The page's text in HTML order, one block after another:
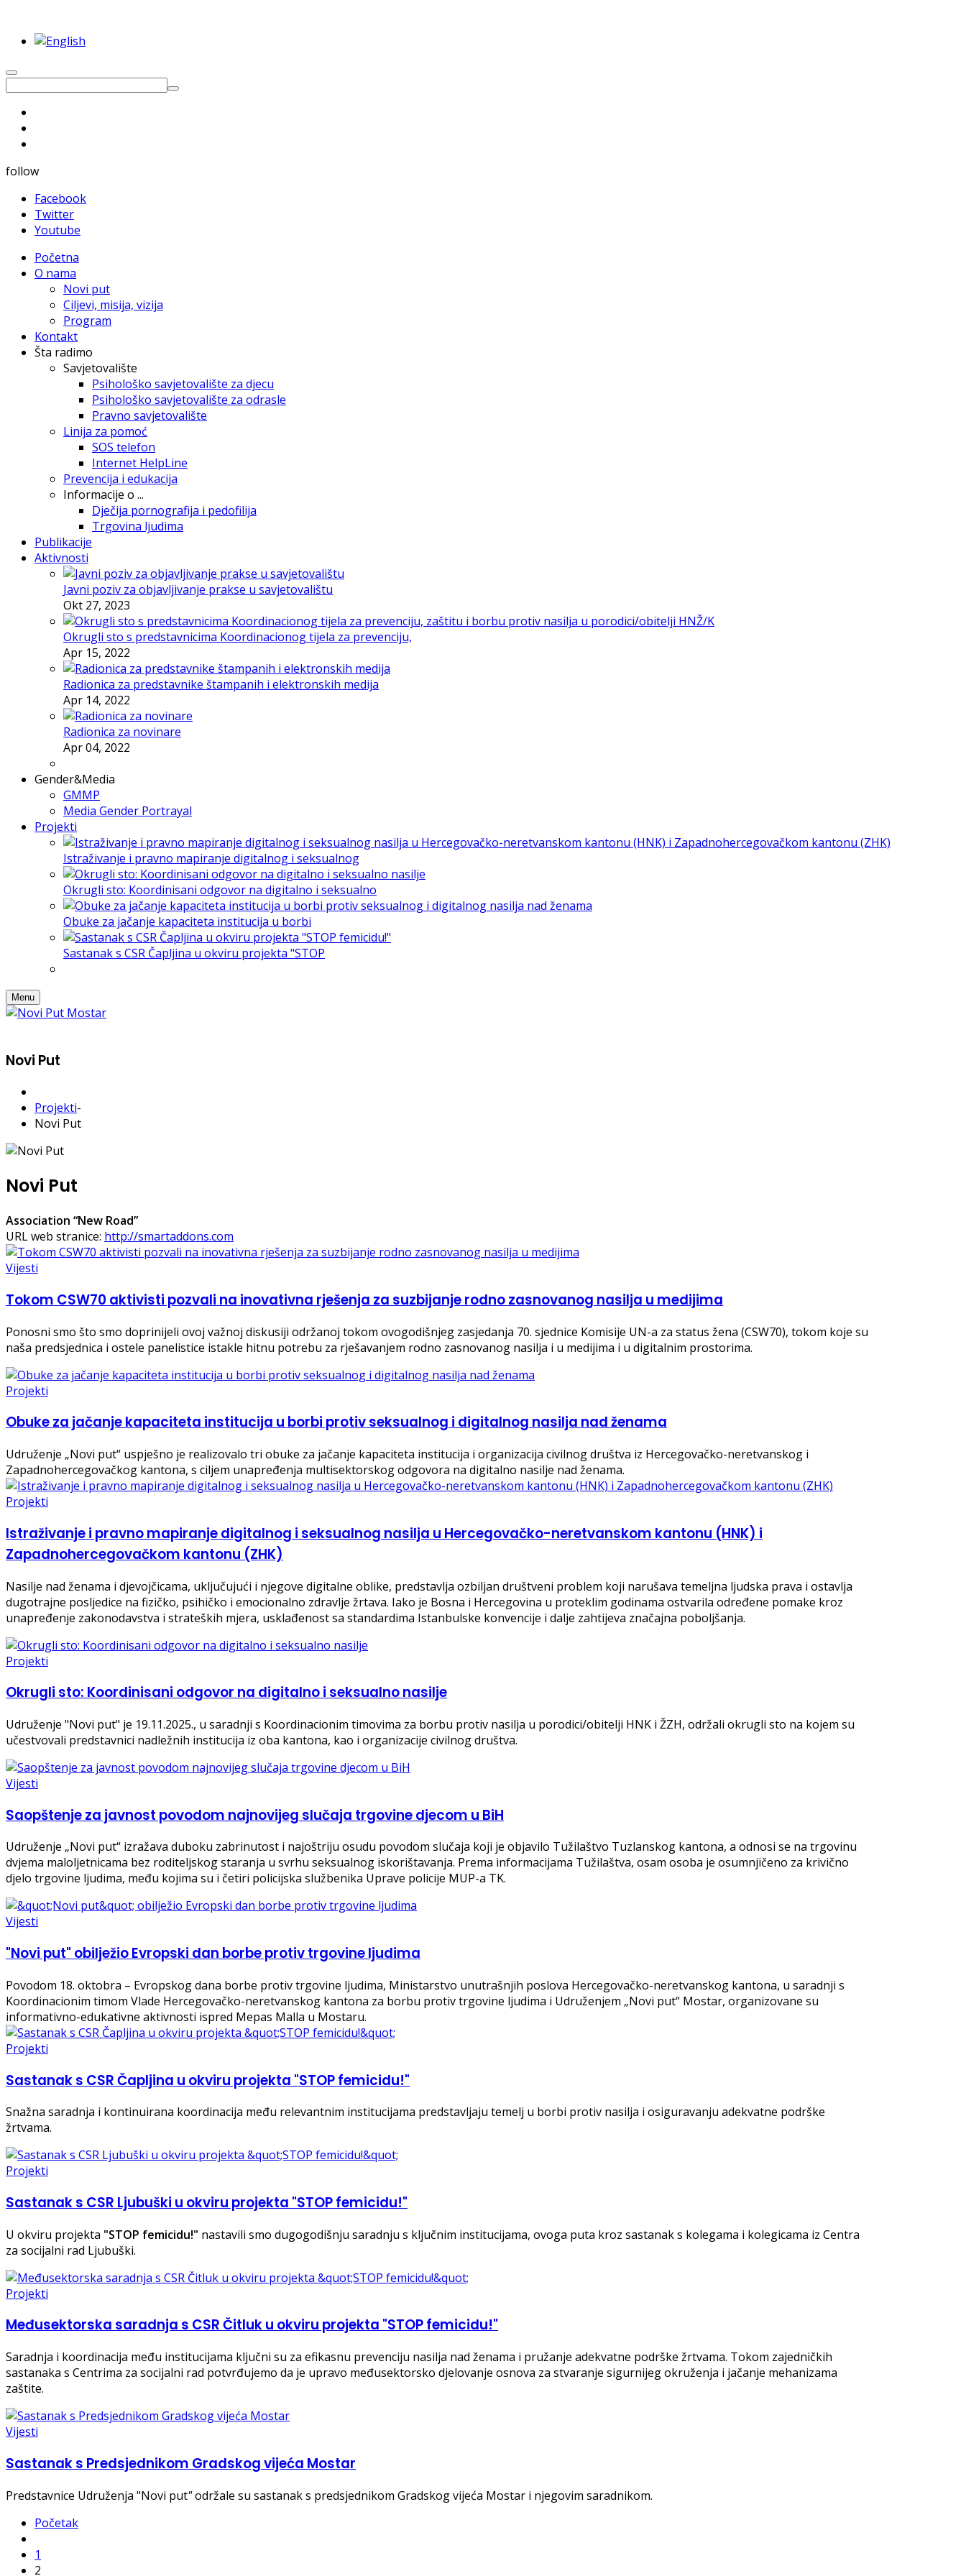
follow
Facebook
Twitter
Youtube
Početna
O nama
Novi put
Ciljevi, misija, vizija
Program
Kontakt
Šta radimo
Savjetovalište
Psihološko savjetovalište za djecu
Psihološko savjetovalište za odrasle
Pravno savjetovalište
Linija za pomoć
SOS telefon
Internet HelpLine
Prevencija i edukacija
Informacije o ...
Dječija pornografija i pedofilija
Trgovina ljudima
Publikacije
Aktivnosti
Javni poziv za objavljivanje prakse u savjetovalištu
Okt 27, 2023
Okrugli sto s predstavnicima Koordinacionog tijela za prevenciju,
Apr 15, 2022
Radionica za predstavnike štampanih i elektronskih medija
Apr 14, 2022
Radionica za novinare
Apr 04, 2022
Gender&Media
GMMP
Media Gender Portrayal
Projekti
Istraživanje i pravno mapiranje digitalnog i seksualnog
Okrugli sto: Koordinisani odgovor na digitalno i seksualno
Obuke za jačanje kapaciteta institucija u borbi
Sastanak s CSR Čapljina u okviru projekta "STOP
Menu
Novi Put
Projekti-
Novi Put
Novi Put
Association “New Road”
URL web stranice: http://smartaddons.com
Vijesti
Tokom CSW70 aktivisti pozvali na inovativna rješenja za suzbijanje rodno zasnovanog nasilja u medijima
Ponosni smo što smo doprinijeli ovoj važnoj diskusiji održanoj tokom ovogodišnjeg zasjedanja 70. sjednice Komisije UN-a za status žena (CSW70), tokom koje su
naša predsjednica i ostele panelistice istakle hitnu potrebu za rješavanjem rodno zasnovanog nasilja i u medijima i u digitalnim prostorima.
Projekti
Obuke za jačanje kapaciteta institucija u borbi protiv seksualnog i digitalnog nasilja nad ženama
Udruženje „Novi put“ uspješno je realizovalo tri obuke za jačanje kapaciteta institucija i organizacija civilnog društva iz Hercegovačko-neretvanskog i
Zapadnohercegovačkog kantona, s ciljem unapređenja multisektorskog odgovora na digitalno nasilje nad ženama.
Projekti
Istraživanje i pravno mapiranje digitalnog i seksualnog nasilja u Hercegovačko-neretvanskom kantonu (HNK) i
Zapadnohercegovačkom kantonu (ZHK)
Nasilje nad ženama i djevojčicama, uključujući i njegove digitalne oblike, predstavlja ozbiljan društveni problem koji narušava temeljna ljudska prava i ostavlja
dugotrajne posljedice na fizičko, psihičko i emocionalno zdravlje žrtava. Iako je Bosna i Hercegovina u proteklim godinama ostvarila određene pomake kroz
unapređenje zakonodavstva i strateških mjera, usklađenost sa standardima Istanbulske konvencije i dalje zahtijeva značajna poboljšanja.
Projekti
Okrugli sto: Koordinisani odgovor na digitalno i seksualno nasilje
Udruženje "Novi put" je 19.11.2025., u saradnji s Koordinacionim timovima za borbu protiv nasilja u porodici/obitelji HNK i ŽZH, održali okrugli sto na kojem su
učestvovali predstavnici nadležnih institucija iz oba kantona, kao i organizacije civilnog društva.
Vijesti
Saopštenje za javnost povodom najnovijeg slučaja trgovine djecom u BiH
Udruženje „Novi put“ izražava duboku zabrinutost i najoštriju osudu povodom slučaja koji je objavilo Tužilaštvo Tuzlanskog kantona, a odnosi se na trgovinu
dvjema maloljetnicama bez roditeljskog staranja u svrhu seksualnog iskorištavanja. Prema informacijama Tužilaštva, osam osoba je osumnjičeno za krivično
djelo trgovine ljudima, među kojima su i četiri policijska službenika Uprave policije MUP-a TK.
Vijesti
"Novi put" obilježio Evropski dan borbe protiv trgovine ljudima
Povodom 18. oktobra – Evropskog dana borbe protiv trgovine ljudima, Ministarstvo unutrašnjih poslova Hercegovačko-neretvanskog kantona, u saradnji s
Koordinacionim timom Vlade Hercegovačko-neretvanskog kantona za borbu protiv trgovine ljudima i Udruženjem „Novi put“ Mostar, organizovane su
informativno-edukativne aktivnosti ispred Mepas Malla u Mostaru.
Projekti
Sastanak s CSR Čapljina u okviru projekta "STOP femicidu!"
Snažna saradnja i kontinuirana koordinacija među relevantnim institucijama predstavljaju temelj u borbi protiv nasilja i osiguravanju adekvatne podrške
žrtvama.
Projekti
Sastanak s CSR Ljubuški u okviru projekta "STOP femicidu!"
U okviru projekta "STOP femicidu!" nastavili smo dugogodišnju saradnju s ključnim institucijama, ovoga puta kroz sastanak s kolegama i kolegicama iz Centra
za socijalni rad Ljubuški.
Projekti
Međusektorska saradnja s CSR Čitluk u okviru projekta "STOP femicidu!"
Saradnja i koordinacija među institucijama ključni su za efikasnu prevenciju nasilja nad ženama i pružanje adekvatne podrške žrtvama. Tokom zajedničkih
sastanaka s Centrima za socijalni rad potvrđujemo da je upravo međusektorsko djelovanje osnova za stvaranje sigurnijeg okruženja i jačanje mehanizama
zaštite.
Vijesti
Sastanak s Predsjednikom Gradskog vijeća Mostar
Predstavnice Udruženja "Novi put"održale su sastanak s predsjednikom Gradskog vijeća Mostar i njegovim saradnikom.
Početak
1
2